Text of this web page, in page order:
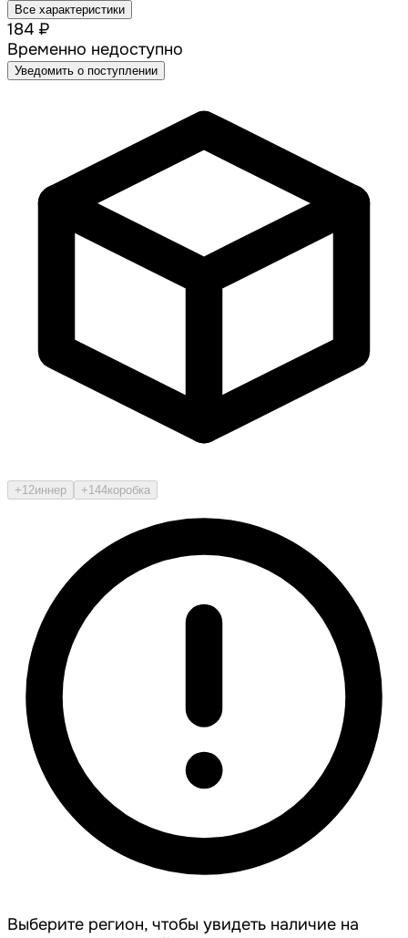
Все характеристики
184 ₽
Временно недоступно
Уведомить о поступлении
+12иннер +144коробка
Выберите регион, чтобы увидеть наличие на